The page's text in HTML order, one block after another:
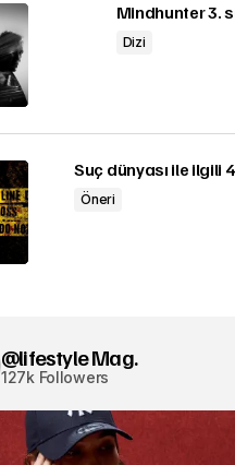
Mindhunter 3.
Dizi
Suç dünyası ile ilgili
Öneri
@lifestyle Mag.
127k Followers